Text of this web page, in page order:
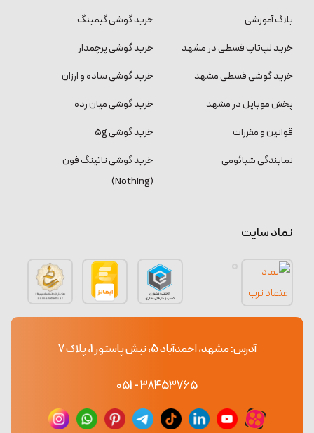
بلاگ آموزشی
خرید لپ‌تاپ قسطی در مشهد
خرید گوشی قسطی مشهد
پخش موبایل در مشهد
قوانین و مقررات
نمایندگی شیائومی
خرید گوشی گیمینگ
خرید گوشی پرچمدار
خرید گوشی ساده و ارزان
خرید گوشی میان رده
خرید گوشی 5g
خرید گوشی ناتینگ فون
(Nothing)
نماد سایت
آدرس: مشهد، احمدآباد 5، نبش پاستور 1، پلاک 7
38453765 - 051